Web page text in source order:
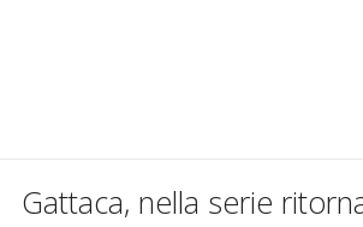
Gattaca, nella serie